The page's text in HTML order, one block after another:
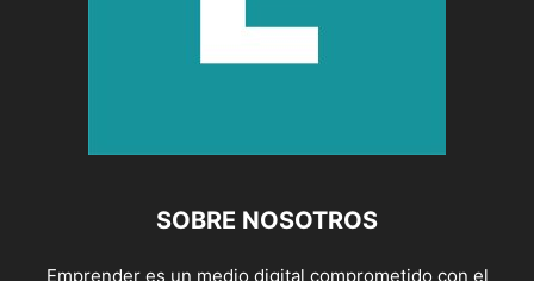
SOBRE NOSOTROS
Emprender es un medio digital comprometido con el